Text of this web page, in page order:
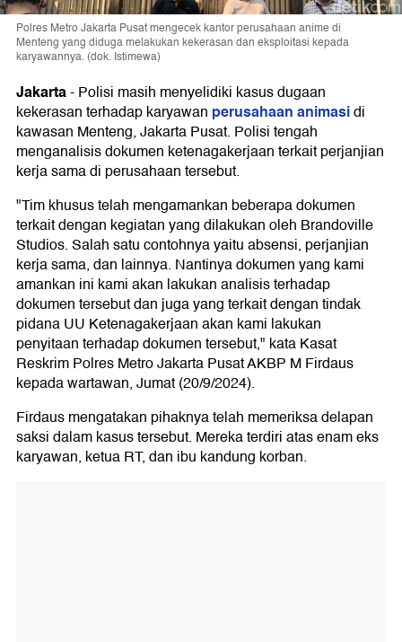
Polres Metro Jakarta Pusat mengecek kantor perusahaan anime di
Menteng yang diduga melakukan kekerasan dan eksploitasi kepada
karyawannya. (dok. Istimewa)
Jakarta-Polisi masih menyelidiki kasus dugaan
kekerasan terhadap karyawan perusahaan animasidi
kawasan Menteng, Jakarta Pusat. Polisi tengah
menganalisis dokumen ketenagakerjaan terkait perjanjian
kerja sama di perusahaan tersebut.
"Tim khusus telah mengamankan beberapa dokumen
terkait dengan kegiatan yang dilakukan oleh Brandoville
Studios. Salah satu contohnya yaitu absensi, perjanjian
kerja sama, dan lainnya. Nantinya dokumen yang kami
amankan ini kami akan lakukan analisis terhadap
dokumen tersebut dan juga yang terkait dengan tindak
pidana UU Ketenagakerjaan akan kami lakukan
penyitaan terhadap dokumen tersebut," kata Kasat
Reskrim Polres Metro Jakarta Pusat AKBP M Firdaus
kepada wartawan, Jumat (20/9/2024).
Firdaus mengatakan pihaknya telah memeriksa delapan
saksi dalam kasus tersebut. Mereka terdiri atas enam eks
karyawan, ketua RT, dan ibu kandung korban.